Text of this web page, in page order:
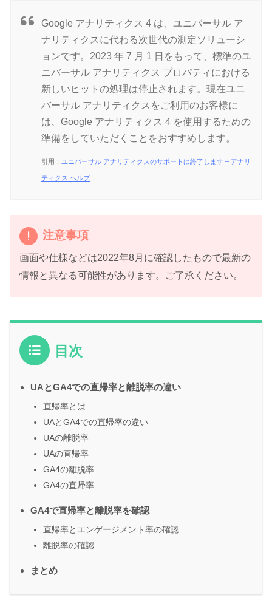
Google アナリティクス 4 は、ユニバーサル ア
ナリティクスに代わる次世代の測定ソリューシ
ョンです。2023 年 7 月 1 日をもって、標準のユ
ニバーサル アナリティクス プロパティにおける
新しいヒットの処理は停止されます。現在ユニ
バーサル アナリティクスをご利用のお客様に
は、Google アナリティクス 4 を使用するための
準備をしていただくことをおすすめします。
引用： ユニバーサル アナリティクスのサポートは終了します – アナリ
ティクス ヘルプ
注意事項
画面や仕様などは2022年8月に確認したもので最新の
情報と異なる可能性があります。ご了承ください。
目次
UAとGA4での直帰率と離脱率の違い
直帰率とは
UAとGA4での直帰率の違い
UAの離脱率
UAの直帰率
GA4の離脱率
GA4の直帰率
GA4で直帰率と離脱率を確認
直帰率とエンゲージメント率の確認
離脱率の確認
まとめ